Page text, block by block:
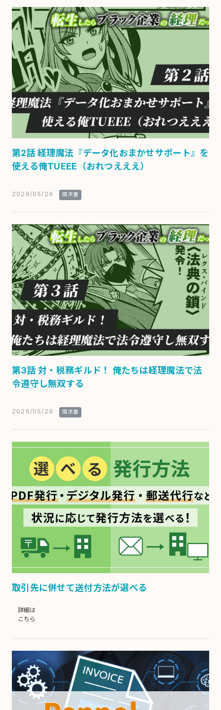
第2話 経理魔法『データ化おまかせサポート』を
使える俺TUEEE（おれつえええ）
2026/05/29 請求書
第3話 対・税務ギルド！ 俺たちは経理魔法で法
令遵守し無双する
2026/05/29 請求書
取引先に併せて送付方法が選べる
詳細は
こちら